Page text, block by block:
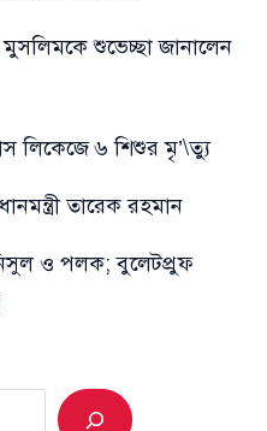
শুভেচ্ছা জানালেন
লিকেজে ৬ শিশুর মৃ’\ত্যু
তারেক রহমান
ও পলক; বুলেটপ্রুফ